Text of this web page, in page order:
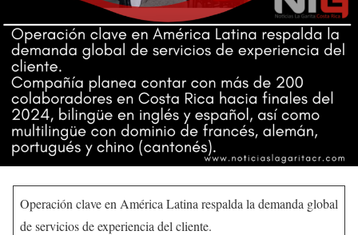
Operación clave en América Latina respalda la demanda global
de servicios de experiencia del cliente.